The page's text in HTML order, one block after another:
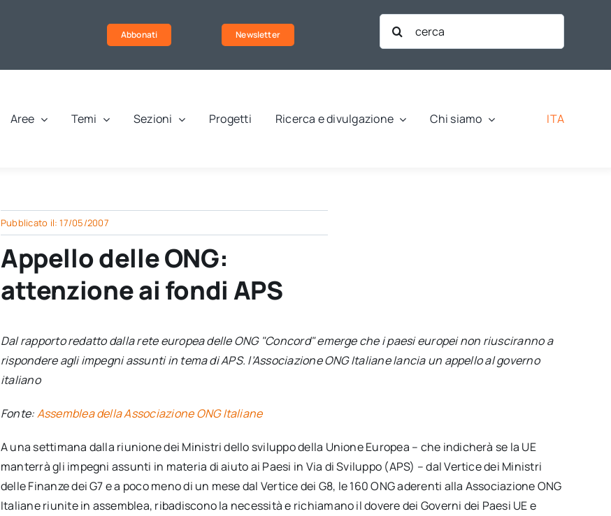
Abbonati Newsletter
Cerca
per:
Aree Temi Sezioni Progetti Ricerca e divulgazione Chi siamo ITA
Pubblicato il: 17/05/2007
Appello delle ONG:
attenzione ai fondi APS
Dal rapporto redatto dalla rete europea delle ONG "Concord" emerge che i paesi europei non riusciranno a
rispondere agli impegni assunti in tema di APS. l’Associazione ONG Italiane lancia un appello al governo
italiano
Fonte:Assemblea della Associazione ONG Italiane
A una settimana dalla riunione dei Ministri dello sviluppo della Unione Europea – che indicherà se la UE
manterrà gli impegni assunti in materia di aiuto ai Paesi in Via di Sviluppo (APS) – dal Vertice dei Ministri
delle Finanze dei G7 e a poco meno di un mese dal Vertice dei G8, le 160 ONG aderenti alla Associazione ONG
Italiane riunite in assemblea, ribadiscono la necessità e richiamano il dovere dei Governi dei Paesi UE e